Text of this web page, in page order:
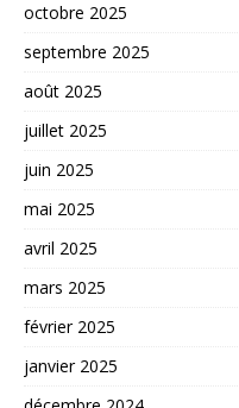
octobre 2025
septembre 2025
août 2025
juillet 2025
juin 2025
mai 2025
avril 2025
mars 2025
février 2025
janvier 2025